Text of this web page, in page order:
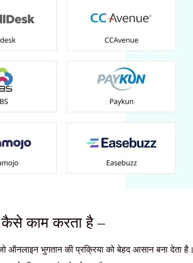
काम करता है –
ऑनलाइन भुगतान की प्रक्रिया को बेहद आसान बना देता है।